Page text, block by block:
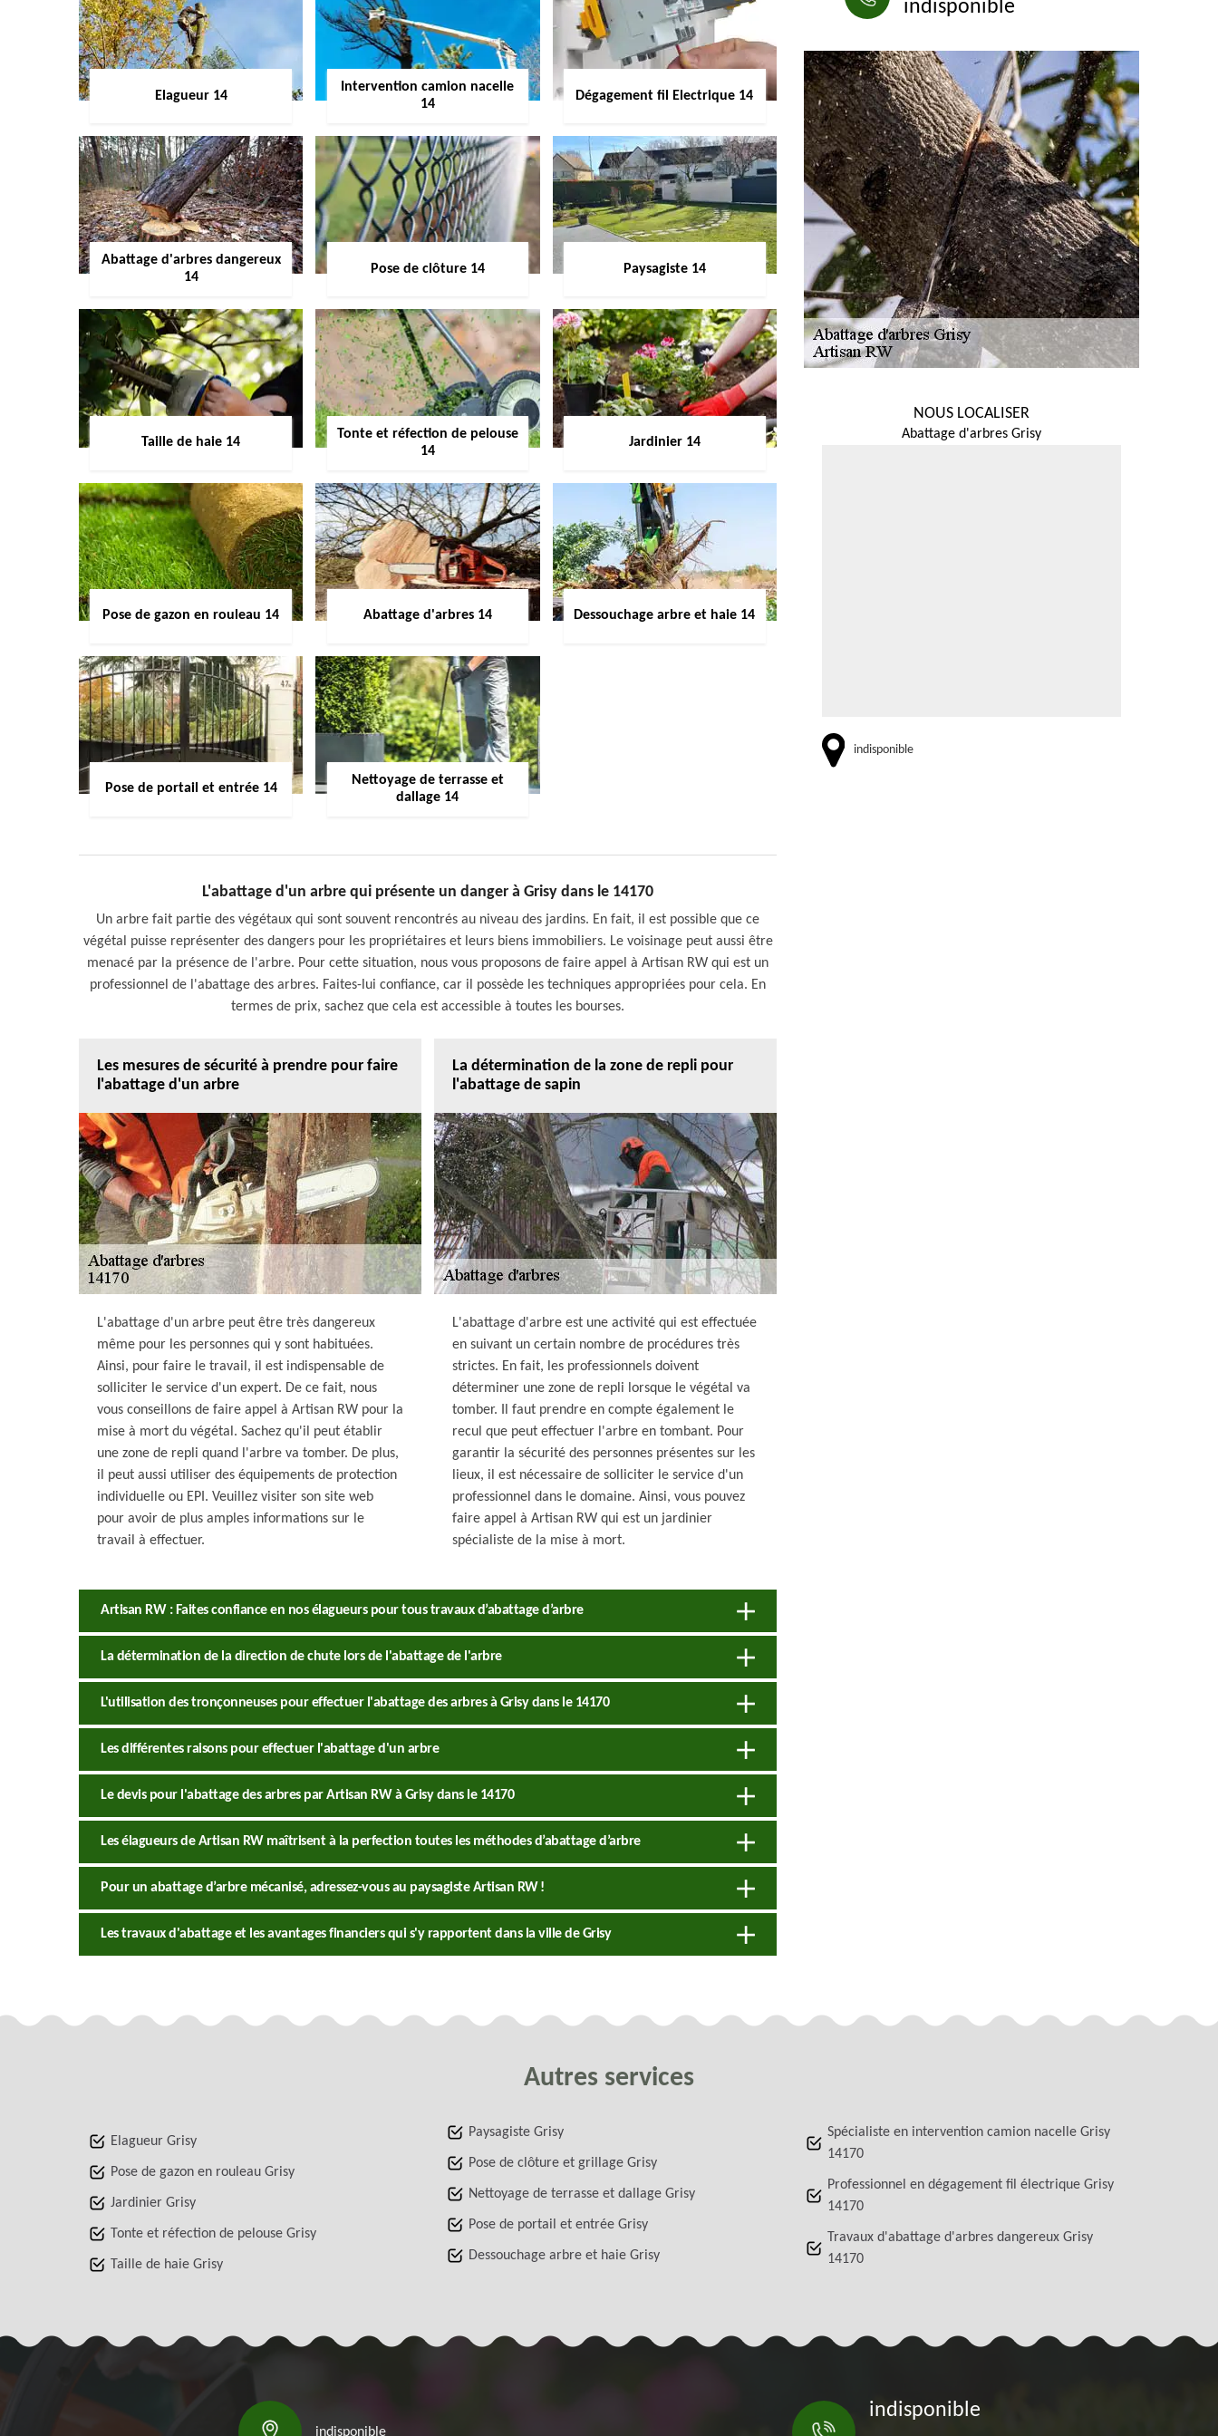
Elagueur 14
Intervention camion nacelle
14
Dégagement fil Electrique 14
Abattage d'arbres dangereux
14
Pose de clôture 14 Paysagiste 14
Taille de haie 14
Tonte et réfection de pelouse
14
Jardinier 14
Pose de gazon en rouleau 14 Abattage d'arbres 14 Dessouchage arbre et haie 14
Pose de portail et entrée 14
Nettoyage de terrasse et
dallage 14
L'abattage d'un arbre qui présente un danger à Grisy dans le 14170
Un arbre fait partie des végétaux qui sont souvent rencontrés au niveau des jardins. En fait, il est possible que ce
végétal puisse représenter des dangers pour les propriétaires et leurs biens immobiliers. Le voisinage peut aussi être
menacé par la présence de l'arbre. Pour cette situation, nous vous proposons de faire appel à Artisan RW qui est un
professionnel de l'abattage des arbres. Faites-lui confiance, car il possède les techniques appropriées pour cela. En
termes de prix, sachez que cela est accessible à toutes les bourses.
Les mesures de sécurité à prendre pour faire
l'abattage d'un arbre
L'abattage d'un arbre peut être très dangereux
même pour les personnes qui y sont habituées.
Ainsi, pour faire le travail, il est indispensable de
solliciter le service d'un expert. De ce fait, nous
vous conseillons de faire appel à Artisan RW pour la
mise à mort du végétal. Sachez qu'il peut établir
une zone de repli quand l'arbre va tomber. De plus,
il peut aussi utiliser des équipements de protection
individuelle ou EPI. Veuillez visiter son site web
pour avoir de plus amples informations sur le
travail à effectuer.
La détermination de la zone de repli pour
l'abattage de sapin
L'abattage d'arbre est une activité qui est effectuée
en suivant un certain nombre de procédures très
strictes. En fait, les professionnels doivent
déterminer une zone de repli lorsque le végétal va
tomber. Il faut prendre en compte également le
recul que peut effectuer l'arbre en tombant. Pour
garantir la sécurité des personnes présentes sur les
lieux, il est nécessaire de solliciter le service d'un
professionnel dans le domaine. Ainsi, vous pouvez
faire appel à Artisan RW qui est un jardinier
spécialiste de la mise à mort.
Artisan RW : Faites confiance en nos élagueurs pour tous travaux d’abattage d’arbre
La détermination de la direction de chute lors de l'abattage de l'arbre
L'utilisation des tronçonneuses pour effectuer l'abattage des arbres à Grisy dans le 14170
Les différentes raisons pour effectuer l'abattage d'un arbre
Le devis pour l'abattage des arbres par Artisan RW à Grisy dans le 14170
Les élagueurs de Artisan RW maîtrisent à la perfection toutes les méthodes d’abattage d’arbre
Pour un abattage d’arbre mécanisé, adressez-vous au paysagiste Artisan RW !
Les travaux d'abattage et les avantages financiers qui s'y rapportent dans la ville de Grisy
indisponible
NOUS LOCALISER
Abattage d'arbres Grisy
indisponible
Autres services
Elagueur Grisy
Pose de gazon en rouleau Grisy
Jardinier Grisy
Tonte et réfection de pelouse Grisy
Taille de haie Grisy
Paysagiste Grisy
Pose de clôture et grillage Grisy
Nettoyage de terrasse et dallage Grisy
Pose de portail et entrée Grisy
Dessouchage arbre et haie Grisy
Spécialiste en intervention camion nacelle Grisy
14170
Professionnel en dégagement fil électrique Grisy
14170
Travaux d'abattage d'arbres dangereux Grisy
14170
indisponible
indisponible